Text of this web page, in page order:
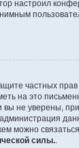
настроил
частных
на это
не уверены,
можно
силы.